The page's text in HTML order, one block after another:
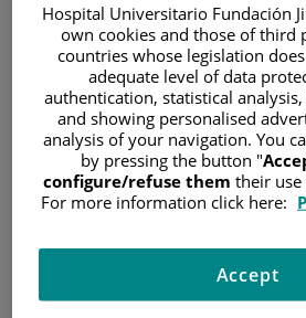
Selector
de
idioma
/ÁREA DEL PACIENTE
/SOBRE EL CÁNCER
/INFORMACIÓN Y
TIPOS DE CÁNCER
/ÁREA DE CÁNCER
Ovario
Hospital Universitario Fundación
own cookies and those of third
countries whose legislation
adequate level of data
authentication, statistical
and showing personalised
analysis of your navigation. You
by pressing the button "
configure/refuse them their
For more information click here:
Accept